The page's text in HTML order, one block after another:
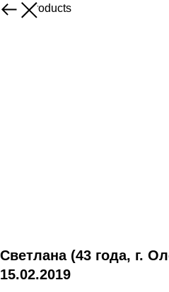
More products
Светлана (43 года, г.
15.02.2019